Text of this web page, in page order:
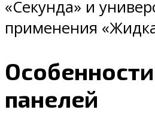
«Секунда» и
применения
панелей